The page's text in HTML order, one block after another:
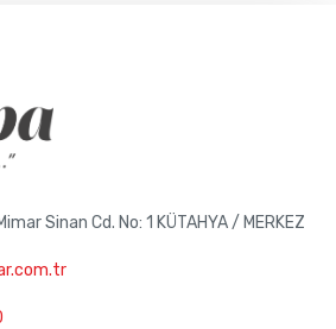
Sinan Cd. No: 1 KÜTAHYA / MERKEZ